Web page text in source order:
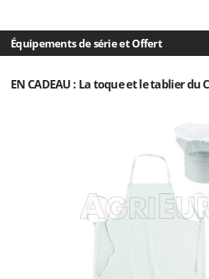
Marina Systems
Master
Mastercook
More than chef
Équipements de série et Offert
EN CADEAU : La toque et le tablier du